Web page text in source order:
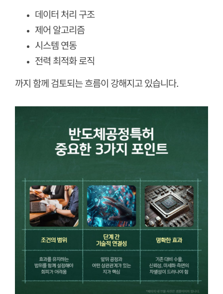
데이터 처리 구조
제어 알고리즘
시스템 연동
전력 최적화 로직
까지 함께 검토되는 흐름이 강해지고 있습니다.